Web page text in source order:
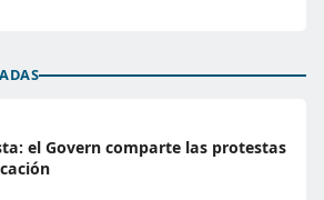
el Govern comparte las protestas